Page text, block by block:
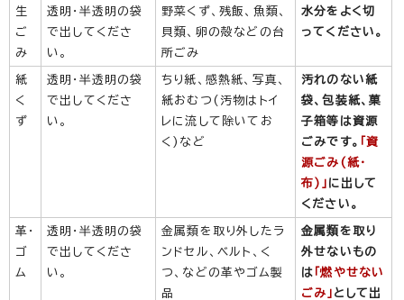
生
ご
み
透明・半透明の袋
で出してくださ
い。
野菜くず、残飯、魚類、
貝類、卵の殻などの台
所ごみ
水分をよく切
ってください。
紙
く
ず
透明・半透明の袋
で出してくださ
い。
ちり紙、感熱紙、写真、
紙おむつ(汚物はトイ
レに流して除いてお
く)など
汚れのない紙
袋、包装紙、菓
子箱等は資源
ごみです。 「資
源ごみ(紙・
布)」 に出して
ください。
革・
ゴ
ム
透明・半透明の袋
で出してくださ
い。
金属類を取り外したラ
ンドセル、ベルト、く
つ、などの革やゴム製
品
金属類を取り
外せないもの
は 「燃やせない
ごみ」 として出